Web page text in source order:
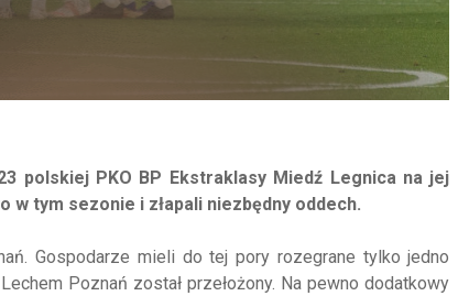
polskiej PKO BP Ekstraklasy Miedź Legnica na jej
tym sezonie i złapali niezbędny oddech.
Gospodarze mieli do tej pory rozegrane tylko jedno
Poznań został przełożony. Na pewno dodatkowy